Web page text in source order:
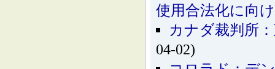
使用合法化に向
カナダ裁判所
04-02)